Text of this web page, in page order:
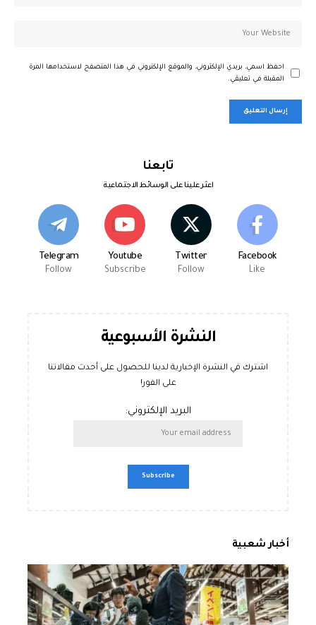
احفظ اسمي، بريدي الإلكتروني، والموقع الإلكتروني في هذا المتصفح لاستخدامها المرة
المقبلة في تعليقي.
تابعنا
اعثر علينا على الوسائط الاجتماعية
Facebook
Like
Twitter
Follow
Youtube
Subscribe
Telegram
Follow
النشرة الأسبوعية
اشترك في النشرة الإخبارية لدينا للحصول على أحدث مقالاتنا
على الفور!
البريد الإلكتروني:
أخبار شعبية